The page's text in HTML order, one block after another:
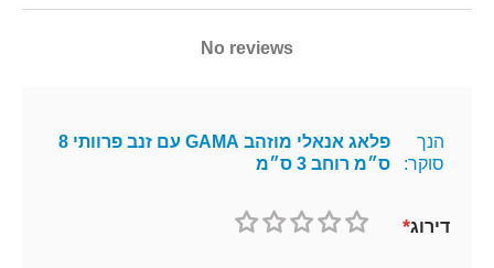
No reviews
הנך
סוקר:
פלאג אנאלי מוזהב GAMA עם זנב פרוותי 8
ס״מ רוחב 3 ס״מ
דירוג